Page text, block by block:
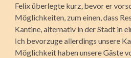
Felix überlegte kurz, bevor er
Möglichkeiten, zum einen, dass
Kantine, alternativ in der Stadt in
Ich bevorzuge allerdings unsere
Möglichkeit haben unsere Gäste